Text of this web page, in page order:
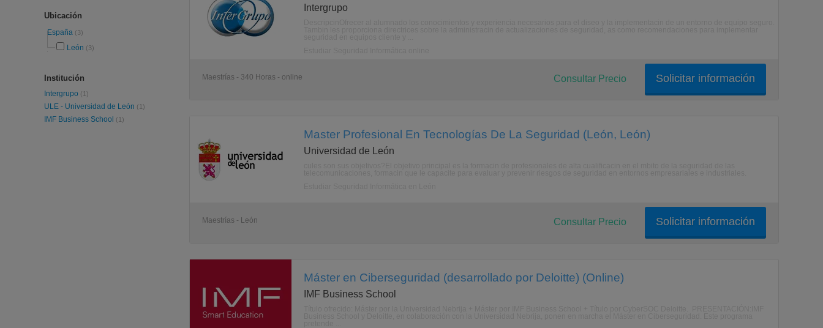
Ubicación
España (3)
León (3)
Institución
Intergrupo (1)
ULE - Universidad de León (1)
IMF Business School (1)
Intergrupo
Maestrías - 340 Horas - online Solicitar información
Consultar Precio
Master Profesional En Tecnologías De La Seguridad (León, León)
Universidad de León
Maestrías - León Solicitar información
Consultar Precio
Máster en Ciberseguridad (desarrollado por Deloitte) (Online)
IMF Business School